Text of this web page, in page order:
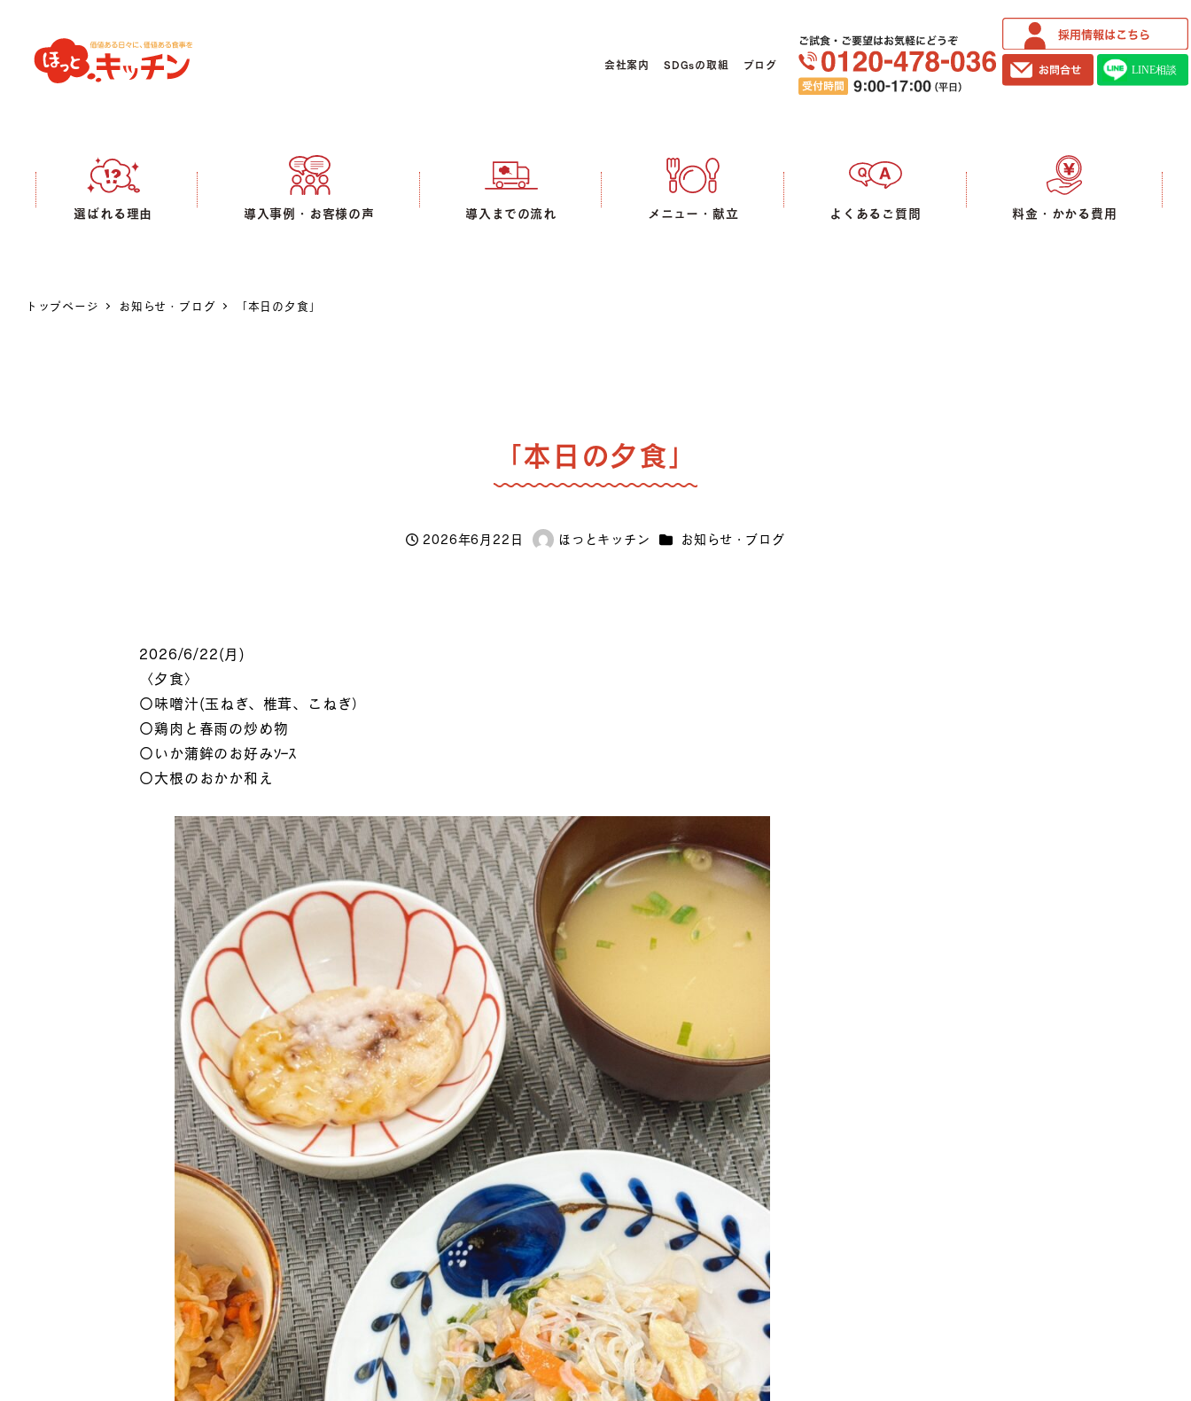
会社案内 SDGsの取組 ブログ
ご試食・ご要望はお気軽にどうぞ
選ばれる理由 導入事例・お客様の声 導入までの流れ メニュー・献立 よくあるご質問 料金・かかる費用
トップページ お知らせ・ブログ 「本日の夕食」
「本日の夕食」
投稿日
2026年6月22日
著
ほっとキッチン カテゴリー
お知らせ・ブログ
2026/6/22(月)
〈夕食〉
〇味噌汁(玉ねぎ、椎茸、こねぎ）
〇鶏肉と春雨の炒め物
〇いか蒲鉾のお好みｿｰｽ
〇大根のおかか和え